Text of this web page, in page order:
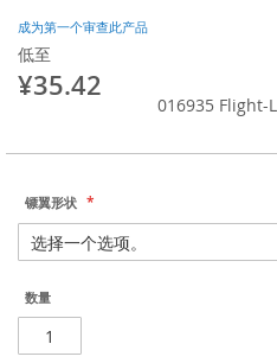
成为第一个审查此产品
低至
¥35.42
016935 Flight-
镖翼形状
数量
像
库
的
开